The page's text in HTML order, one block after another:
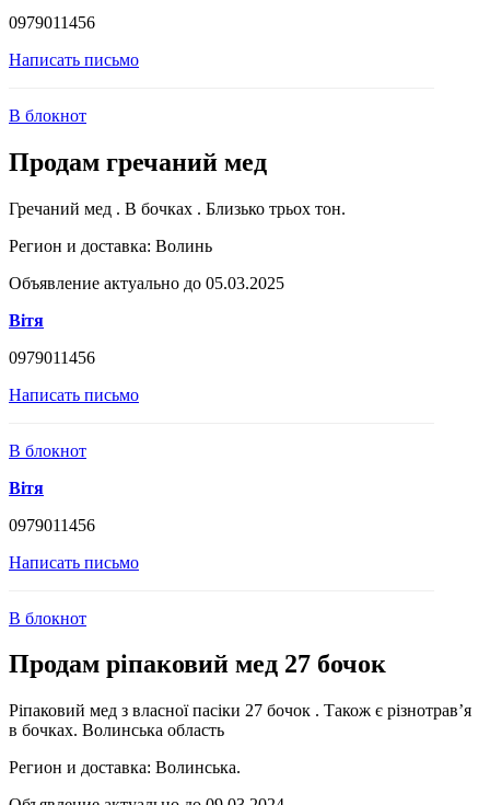
0979011456
Написать письмо
В блокнот
Продам гречаний мед
Гречаний мед . В бочках . Близько трьох тон.
Регион и доставка: Волинь
Объявление актуально до 05.03.2025
Вітя
0979011456
Написать письмо
В блокнот
Вітя
0979011456
Написать письмо
В блокнот
Продам ріпаковий мед 27 бочок
Ріпаковий мед з власної пасіки 27 бочок . Також є різнотрав’я
в бочках. Волинська область
Регион и доставка: Волинська.